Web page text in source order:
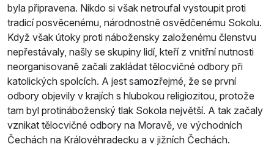
byla připravena. Nikdo si však netroufal vystoupit proti
tradicí posvěcenému, národnostně osvědčenému Sokolu.
Když však útoky proti nábožensky založenému členstvu
nepřestávaly, našly se skupiny lidí, kteří z vnitřní nutnosti
neorganisovaně začali zakládat tělocvičné odbory při
katolických spolcích. A jest samozřejmé, že se první
odbory objevily v krajích s hlubokou religiozitou, protože
tam byl protináboženský tlak Sokola největší. A tak začaly
vznikat tělocvičné odbory na Moravě, ve východních
Čechách na Královéhradecku a v jižních Čechách.